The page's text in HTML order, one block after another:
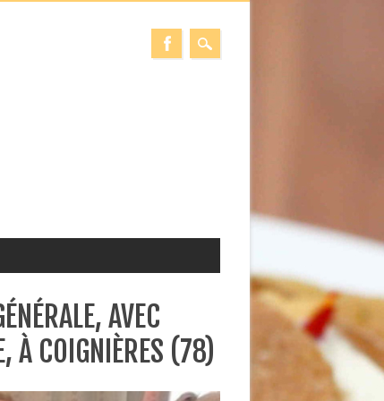
AVEC
À COIGNIÈRES (78)